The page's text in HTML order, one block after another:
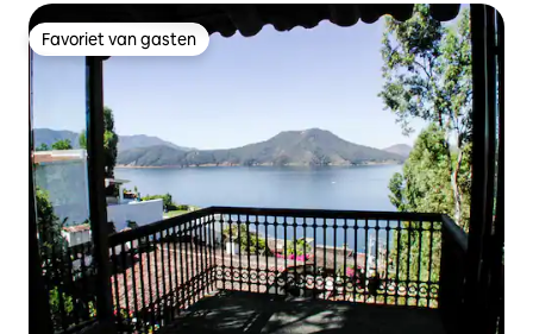
Favoriet van gasten
Favoriet van gasten